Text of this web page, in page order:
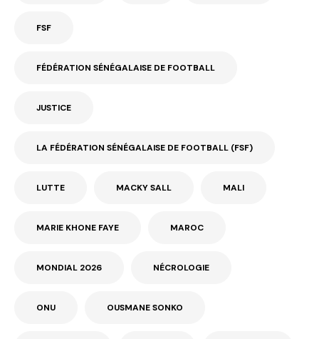
FSF
FÉDÉRATION SÉNÉGALAISE DE FOOTBALL
JUSTICE
LA FÉDÉRATION SÉNÉGALAISE DE FOOTBALL (FSF)
LUTTE MACKY SALL MALI
MARIE KHONE FAYE MAROC
MONDIAL 2026 NÉCROLOGIE
ONU OUSMANE SONKO